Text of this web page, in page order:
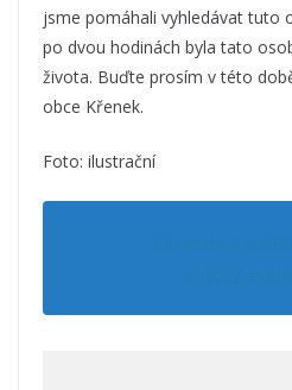
jsme pomáhali vyhledávat tuto
po dvou hodinách byla tato
života. Buďte prosím v této
obce Křenek.
Foto: ilustrační